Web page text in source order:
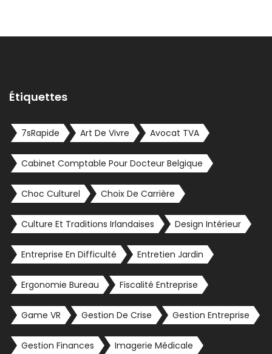
Étiquettes
7sRapide Art De Vivre Avocat TVA
Cabinet Comptable Pour Docteur Belgique
Choc Culturel Choix De Carrière
Culture Et Traditions Irlandaises Design Intérieur
Entreprise En Difficulté Entretien Jardin
Ergonomie Bureau Fiscalité Entreprise
Game VR Gestion De Crise Gestion Entreprise
Gestion Finances Imagerie Médicale